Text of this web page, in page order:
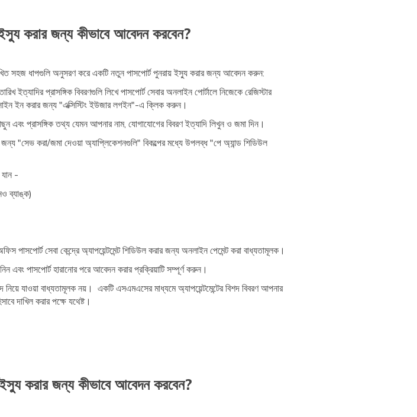
করার জন্য কীভাবে আবেদন করবেন?
সহজ ধাপগুলি অনুসরণ করে একটি নতুন পাসপোর্ট পুনরায় ইস্যু করার জন্য আবেদন করুন:
ইত্যাদির প্রাসঙ্গিক বিবরণগুলি লিখে পাসপোর্ট সেবার অনলাইন পোর্টালে নিজেকে রেজিস্টার
ইন করার জন্য "এক্সিস্টিং ইউজার লগইন"-এ ক্লিক করুন।
এবং প্রাসঙ্গিক তথ্য যেমন আপনার নাম, যোগাযোগের বিবরণ ইত্যাদি লিখুন ও জমা দিন।
"সেভ করা/জমা দেওয়া অ্যাপ্লিকেশনগুলি" বিকল্পের মধ্যে উপলব্ধ "পে অ্যান্ড শিডিউল
যান -
ব্যাঙ্ক)
পাসপোর্ট সেবা কেন্দ্রে অ্যাপয়েন্টমেন্ট শিডিউল করার জন্য অনলাইন পেমেন্ট করা বাধ্যতামূলক।
এবং পাসপোর্ট হারানোর পরে আবেদন করার প্রক্রিয়াটি সম্পূর্ণ করুন।
যাওয়া বাধ্যতামূলক নয়। একটি এসএমএসের মাধ্যমে অ্যাপয়েন্টমেন্টের বিশদ বিবরণ আপনার
দাখিল করার পক্ষে যথেষ্ট।
করার জন্য কীভাবে আবেদন করবেন?